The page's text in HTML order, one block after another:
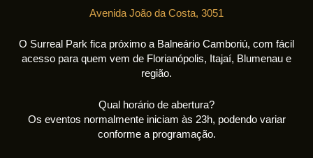
Avenida João da Costa, 3051
O Surreal Park fica próximo a Balneário Camboriú, com fácil
acesso para quem vem de Florianópolis, Itajaí, Blumenau e
região.
Qual horário de abertura?
Os eventos normalmente iniciam às 23h, podendo variar
conforme a programação.